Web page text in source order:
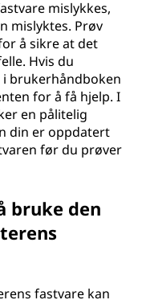
mislykkes,
mislyktes. Prøv
å sikre at det
Hvis du
brukerhåndboken
for å få hjelp. I
en pålitelig
din er oppdatert
før du prøver
bruke den
fastvare kan